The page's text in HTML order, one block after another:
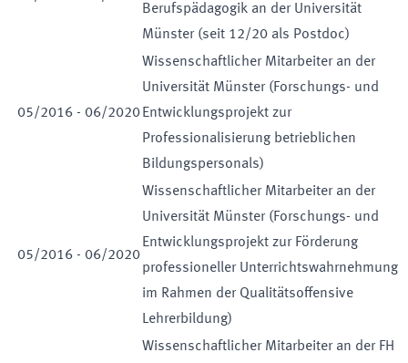
Berufspädagogik an der Universität
Münster (seit 12/20 als Postdoc)
05/2016 - 06/2020
Wissenschaftlicher Mitarbeiter an der
Universität Münster (Forschungs- und
Entwicklungsprojekt zur
Professionalisierung betrieblichen
Bildungspersonals)
05/2016 - 06/2020
Wissenschaftlicher Mitarbeiter an der
Universität Münster (Forschungs- und
Entwicklungsprojekt zur Förderung
professioneller Unterrichtswahrnehmung
im Rahmen der Qualitätsoffensive
Lehrerbildung)
Wissenschaftlicher Mitarbeiter an der FH